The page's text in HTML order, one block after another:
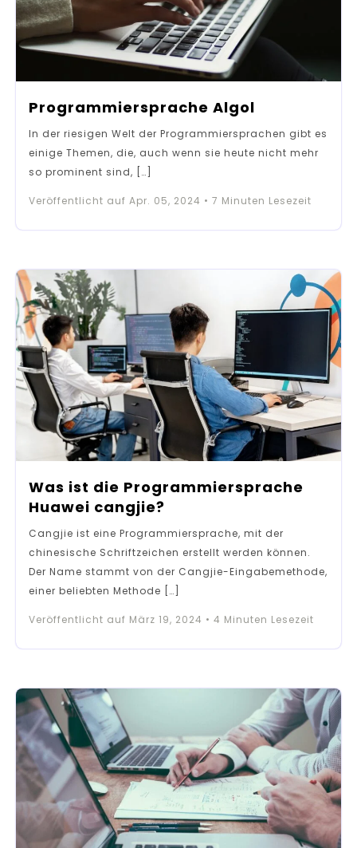
Programmiersprache Algol
In der riesigen Welt der Programmiersprachen gibt es
einige Themen, die, auch wenn sie heute nicht mehr
so prominent sind, […]
Veröffentlicht auf Apr. 05, 2024 • 7 Minuten Lesezeit
Was ist die Programmiersprache
Huawei cangjie?
Cangjie ist eine Programmiersprache, mit der
chinesische Schriftzeichen erstellt werden können.
Der Name stammt von der Cangjie-Eingabemethode,
einer beliebten Methode […]
Veröffentlicht auf März 19, 2024 • 4 Minuten Lesezeit